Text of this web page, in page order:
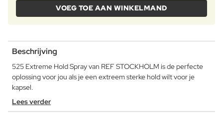
VOEG TOE AAN WINKELMAND
Beschrijving
525 Extreme Hold Spray van REF STOCKHOLM is de perfecte
oplossing voor jou als je een extreem sterke hold wilt voor je
kapsel.
Lees verder